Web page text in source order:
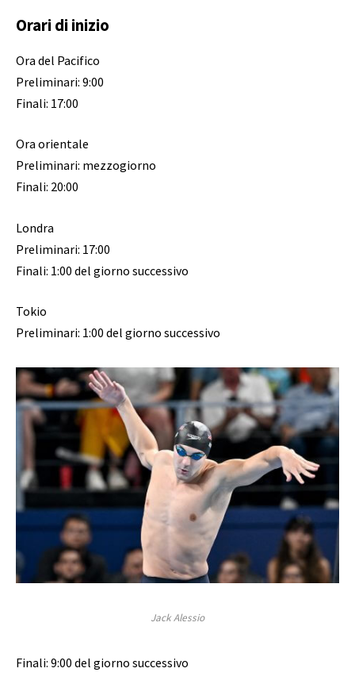
Orari di inizio
Ora del Pacifico
Preliminari: 9:00
Finali: 17:00
Ora orientale
Preliminari: mezzogiorno
Finali: 20:00
Londra
Preliminari: 17:00
Finali: 1:00 del giorno successivo
Tokio
Preliminari: 1:00 del giorno successivo
Jack Alessio
Finali: 9:00 del giorno successivo